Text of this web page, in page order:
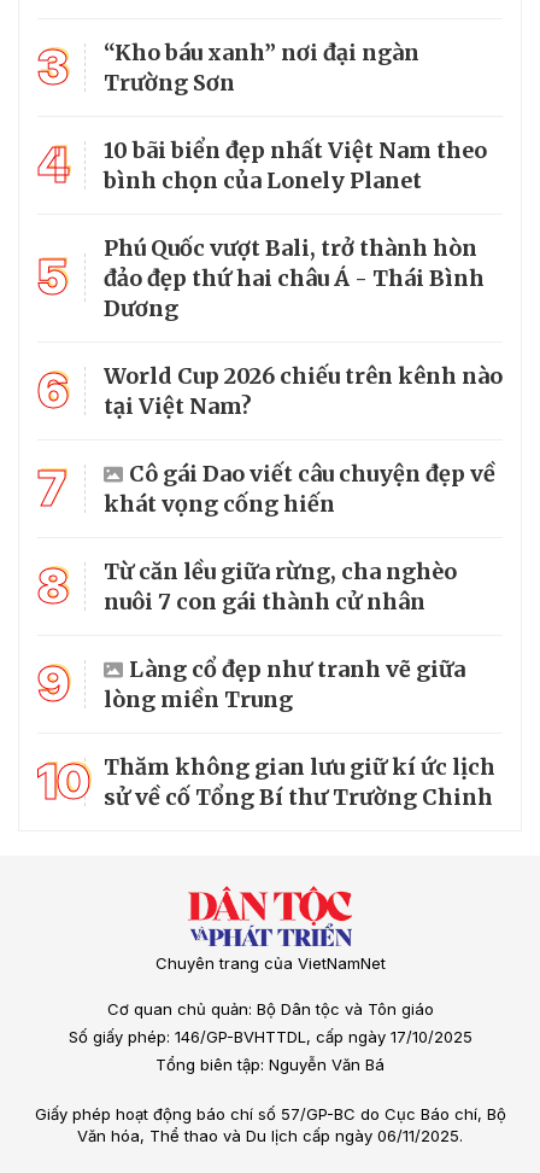
3
“Kho báu xanh” nơi đại ngàn
Trường Sơn
4
10 bãi biển đẹp nhất Việt Nam theo
bình chọn của Lonely Planet
5
Phú Quốc vượt Bali, trở thành hòn
đảo đẹp thứ hai châu Á - Thái Bình
Dương
6
World Cup 2026 chiếu trên kênh nào
tại Việt Nam?
7
Cô gái Dao viết câu chuyện đẹp về
khát vọng cống hiến
8
Từ căn lều giữa rừng, cha nghèo
nuôi 7 con gái thành cử nhân
9
Làng cổ đẹp như tranh vẽ giữa
lòng miền Trung
10 Thăm không gian lưu giữ kí ức lịch
sử về cố Tổng Bí thư Trường Chinh
Chuyên trang của VietNamNet
Cơ quan chủ quản: Bộ Dân tộc và Tôn giáo
Số giấy phép: 146/GP-BVHTTDL, cấp ngày 17/10/2025
Tổng biên tập: Nguyễn Văn Bá
Giấy phép hoạt động báo chí số 57/GP-BC do Cục Báo chí, Bộ
Văn hóa, Thể thao và Du lịch cấp ngày 06/11/2025.